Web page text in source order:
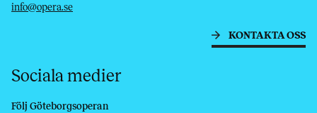
info@opera.se
KONTAKTA OSS
Sociala medier
Följ Göteborgsoperan